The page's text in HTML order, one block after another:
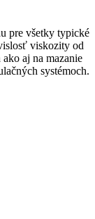
pre všetky typické
viskozity od
aj na mazanie
systémoch.